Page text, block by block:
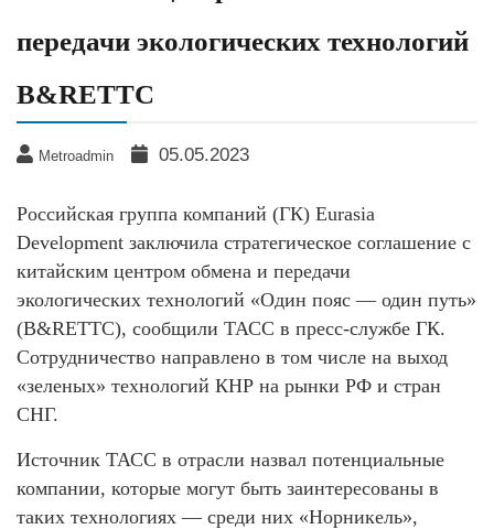
передачи экологических технологий
B&RETTC
Metroadmin 05.05.2023
Российская группа компаний (ГК) Eurasia
Development заключила стратегическое соглашение с
китайским центром обмена и передачи
экологических технологий «Один пояс — один путь»
(B&RETTC), сообщили ТАСС в пресс-службе ГК.
Сотрудничество направлено в том числе на выход
«зеленых» технологий КНР на рынки РФ и стран
СНГ.
Источник ТАСС в отрасли назвал потенциальные
компании, которые могут быть заинтересованы в
таких технологиях — среди них «Норникель»,